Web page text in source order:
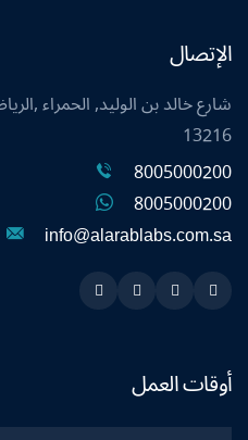
الإتصال
شارع خالد بن الوليد, الحمراء ,الرياض
13216
8005000200
8005000200
info@alarablabs.com.sa
Snapchat
Twitter
Linkedin
Instagram
أوقات العمل